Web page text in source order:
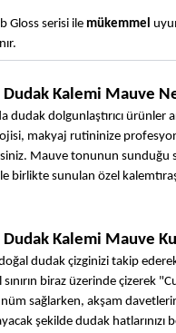
Gloss serisi ile mükemmel
Dudak Kalemi Mauve
dolgunlaştırıcı ürünler
makyaj rutininize
Mauve tonunun
birlikte sunulan özel
Kalemi Mauve
dudak çizginizi takip
biraz üzerinde
sağlarken, akşam
şekilde dudak